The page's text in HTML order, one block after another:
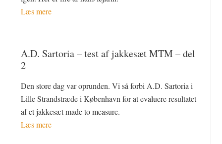
Læs mere
A.D. Sartoria – test af jakkesæt MTM – del
2
Den store dag var oprunden. Vi så forbi A.D. Sartoria i
Lille Strandstræde i København for at evaluere resultatet
af et jakkesæt made to measure.
Læs mere